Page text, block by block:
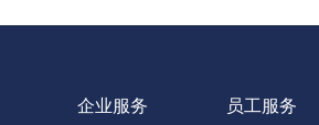
企业服务 员工服务